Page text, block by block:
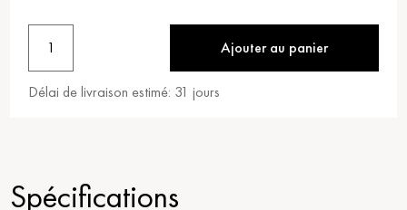
1 Ajouter au panier
Délai de livraison estimé: 31 jours
Spécifications